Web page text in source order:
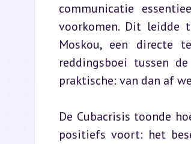
communicatie
voorkomen. Dit leidde
Moskou, een directe
reddingsboei tussen
praktische: van dan af
De Cubacrisis toonde
positiefs voort: het